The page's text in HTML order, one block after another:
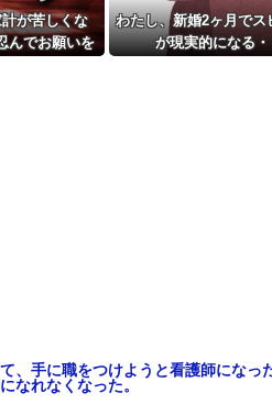
が苦しくな
んでお願いを
わたし、新婚2ヶ月でス
が現実的になる
、手に職をつけようと看護師になっ
なれなくなった。